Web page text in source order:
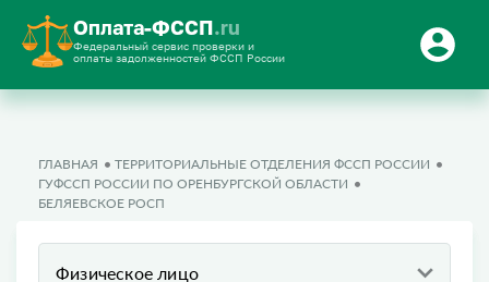
Оплата-ФССП.ru
Федеральный сервис проверки и
оплаты задолженностей ФССП России
ГЛАВНАЯ
ТЕРРИТОРИАЛЬНЫЕ ОТДЕЛЕНИЯ ФССП РОССИИ
ГУФССП РОССИИ ПО ОРЕНБУРГСКОЙ ОБЛАСТИ
БЕЛЯЕВСКОЕ РОСП
Физическое лицо